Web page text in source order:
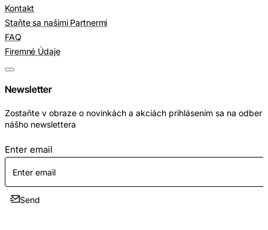
Kontakt
Staňte sa našimi Partnermi
FAQ
Firemné Údaje
Newsletter
Zostaňte v obraze o novinkách a akciách prihlásením sa na odber
nášho newslettera
Enter email
Send